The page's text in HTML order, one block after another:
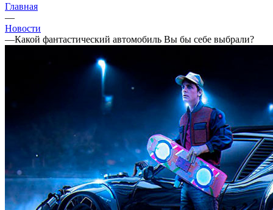
Главная
—
Новости
—Какой фантастический автомобиль Вы бы себе выбрали?